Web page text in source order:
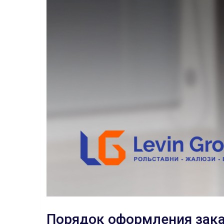
Порядок оформления